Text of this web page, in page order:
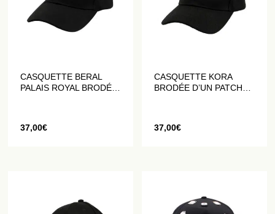
CASQUETTE BERAL
PALAIS ROYAL BRODÉE
37,00€
CASQUETTE KORA
BRODÉE D’UN PATCH
37,00€